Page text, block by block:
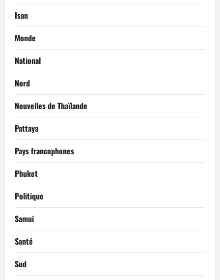
Isan
Monde
National
Nord
Nouvelles de Thaïlande
Pattaya
Pays francophones
Phuket
Politique
Samui
Santé
Sud